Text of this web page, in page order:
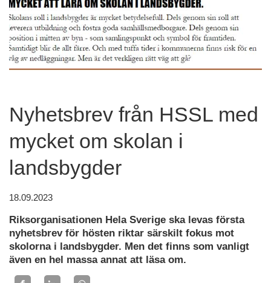
Nyhetsbrev från HSSL med
mycket om skolan i
landsbygder
18.09.2023
Riksorganisationen Hela Sverige ska levas första
nyhetsbrev för hösten riktar särskilt fokus mot
skolorna i landsbygder. Men det finns som vanligt
även en hel massa annat att läsa om.